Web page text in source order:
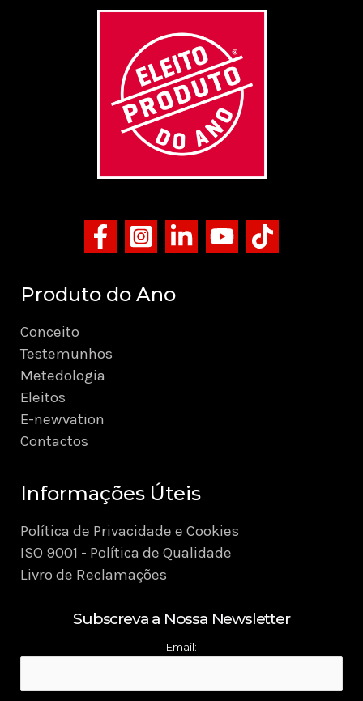
Produto do Ano
Conceito
Testemunhos
Metedologia
Eleitos
E-newvation
Contactos
Informações Úteis
Política de Privacidade e Cookies
ISO 9001 - Política de Qualidade
Livro de Reclamações
Subscreva a Nossa Newsletter
Email: